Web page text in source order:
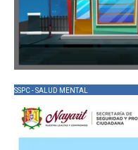
SSPC - SALUD MENTAL